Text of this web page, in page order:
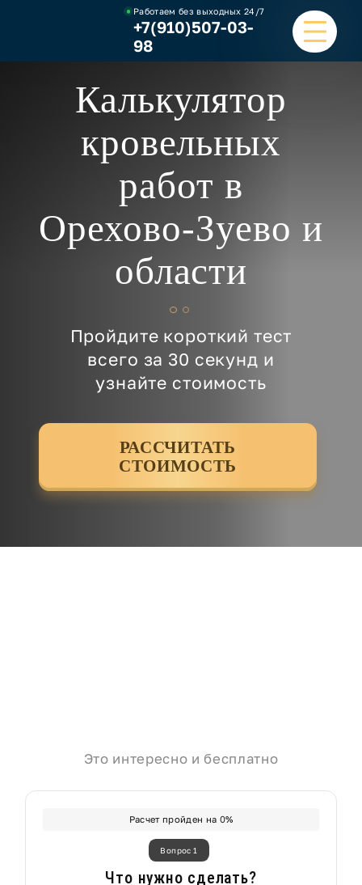
Работаем без выходных24/7
+7(910)507-03-
98
ГЛАВНАЯ
УСЛУГИ
НАШИ РАБОТЫ
ЦЕНЫ
КОНТАКТЫ
Калькулятор
кровельных
работ в
Орехово-Зуево и
области
Пройдите короткий тест
всего за 30 секунд и
узнайте стоимость
РАССЧИТАТЬ
СТОИМОСТЬ
Это интересно и бесплатно
Расчет пройден на 0%
Вопрос 1
Что нужно сделать?